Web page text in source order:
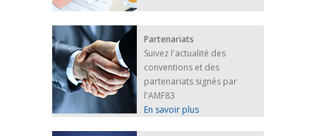
Partenariats
Suivez l'actualité des
conventions et des
partenariats signés par
l'AMF83
En savoir plus